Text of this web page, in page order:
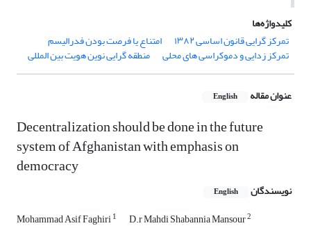
کلیدواژه‌ها
تمرکز گرایی قانون اساسی ۱۳۸۲
امتناع یا فرصت بودن فدرالیسم
تمرکز زدایی و دموکراسی های محلی منطقه گرایی نوین هویت بین المللی
عنوان مقاله English
Decentralization should be done in the future
system of Afghanistan with emphasis on
democracy
نویسندگان English
Mohammad Asif Faghiri1 D.r Mahdi Shabannia Mansour2